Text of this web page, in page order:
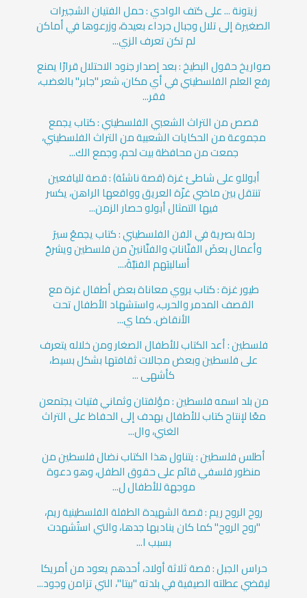
زيتونة ... على كتف الوادي : حمل الفتيان الشجيرات
الصغيرة إلى تلال وجبال جرداء بعيدة، وزرعوها في أماكن
لم تكن تعرف الزي...
صواريخ حقول البطيخ : بعد إصدار جنود الاحتلال قرارًا يمنع
رفع العلم الفلسطيني في أي مكان، شعر "جابر" بالغضب،
فقر...
قصص من التراث الشعبي الفلسطيني : كتاب يجمع
مجموعة من الحكايات الشعبية من التراث الفلسطيني،
جمعت من محافظة بيت لحم، وجمع الك...
أبوللو على شاطئ غزة (قصة ناشئة) : قصة لليافعين
تنتقل بين ماضي غزّة العريق وواقعها الراهن، يكسر
فيها التمثال أبولو حصار الزمن...
رحلة بصرية في الفن الفلسطيني : كتاب يجمعُ سيرَ
وأعمال بعضَ الفنَّاناتِ والفنَّانينَ من فلسطين ويشرحُ
أساليبَهم الفنيَّةَ،...
طيور غزة : كتاب يروي معاناة بعض أطفال غزة مع
القصف المدمر والحرب، واستشهاد الأطفال تحت
الأنقاض. كما ي...
فلسطين : أعد الكتاب للأطفال الصغار ومن خلاله يتعرف
على فلسطين وبعض مجالات ثقافتها بشكل بسيط،
كأشهى ...
من بلد اسمه فلسطين : مؤلفتان وثماني فتيات يجتمعن
معًا لإنتاج كتاب للأطفال يهدف إلى الحفاظ على التراث
الغني، وال...
أطلس فلسطين : يتناول هذا الكتاب نضال فلسطين من
منظور فلسفي قائم على حقوق الطفل، وهو دعوة
موجهة للأطفال ل...
روح الروح ريم : قصة الشهيدة الطفلة الفلسطينية ريم،
"روح الروح" كما كان يناديها جدها، والتي استُشهدت
بسبب ا...
حراس الجبل : قصة ثلاثة أولاد، أحدهم يعود من أمريكا
ليقضي عطلته الصيفية في بلدته "بيتا"، التي تزامن وجود...